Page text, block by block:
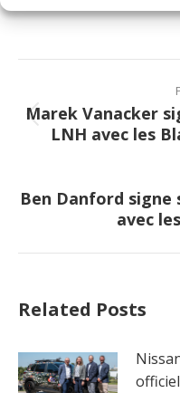
on
Post
navigation
Marek Vanacker
LNH avec les
Ben Danford signe
avec
Related Posts